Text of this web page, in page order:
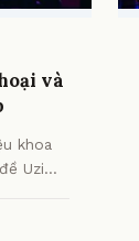
và
khoa
Uzi